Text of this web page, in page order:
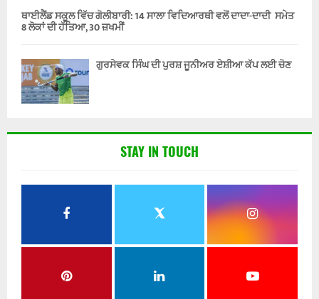
ਥਾਈਲੈਂਡ ਸਕੂਲ ਵਿੱਚ ਗੋਲੀਬਾਰੀ: 14 ਸਾਲਾ ਵਿਦਿਆਰਥੀ ਵਲੋਂ ਦਾਦਾ-ਦਾਦੀ ਸਮੇਤ
8 ਲੋਕਾਂ ਦੀ ਹੱਤਿਆ, 30 ਜ਼ਖਮੀਂ
ਗੁਰਸੇਵਕ ਸਿੰਘ ਦੀ ਪੁਰਸ਼ ਜੂਨੀਅਰ ਏਸ਼ੀਆ ਕੱਪ ਲਈ ਚੋਣ
STAY IN TOUCH